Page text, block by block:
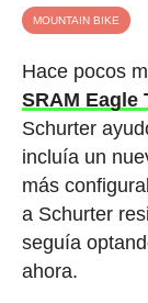
MOUNTAIN BIKE
Hace pocos
SRAM Eagle
Schurter
incluía un
más
a Schurter
seguía
ahora.